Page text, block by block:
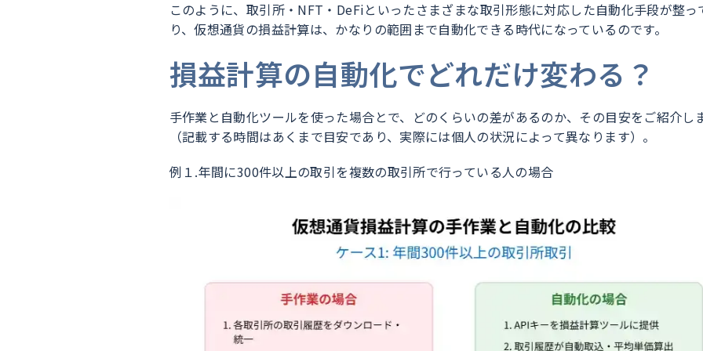
このように、取引所・NFT・DeFiといったさまざまな取引形態に対応した自動化手段が整っ
り、仮想通貨の損益計算は、かなりの範囲まで自動化できる時代になっているのです。
損益計算の自動化でどれだけ変わる？
手作業と自動化ツールを使った場合とで、どのくらいの差があるのか、その目安をご紹介し
（記載する時間はあくまで目安であり、実際には個人の状況によって異なります）。
例１.年間に300件以上の取引を複数の取引所で行っている人の場合